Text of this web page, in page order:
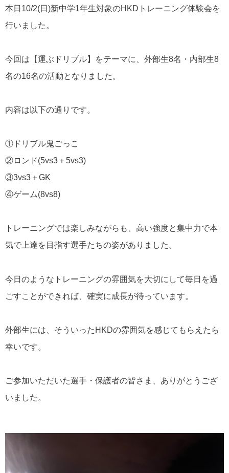
本日10/2(日)新中学1年生対象のHKDトレーニング体験会を
行いました。
今回は【運ぶドリブル】をテーマに、外部生8名・内部生8
名の16名の活動となりました。
内容は以下の通りです。
①ドリブル鬼ごっこ
②ロンド(5vs3＋5vs3)
③3vs3＋GK
④ゲーム(8vs8)
トレーニングでは楽しみながらも、高い強度と集中力で本
気で上達を目指す選手たちの姿がありました。
今日のようなトレーニングの雰囲気を大切にして毎日を過
ごすことができれば、確実に成長が待っています。
外部生には、そういったHKDの雰囲気を感じてもらえたら
幸いです。
ご参加いただいた選手・保護者の皆さま、ありがとうござ
いました。